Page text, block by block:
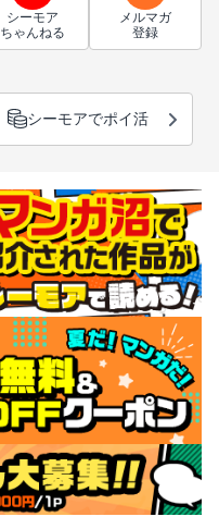
シーモア
ちゃんねる
メルマガ
登録
シーモアでポイ活